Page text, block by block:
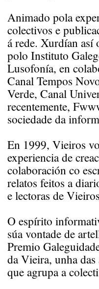
Animado pola
colectivos e
á rede. Xurdían así
polo Instituto
Lusofonía, en
Canal Tempos
Verde, Canal
recentemente,
sociedade da
En 1999, Vieiros
experiencia de
colaboración co
relatos feitos a
e lectoras de
O espírito
súa vontade de
Premio
da Vieira, unha
que agrupa a